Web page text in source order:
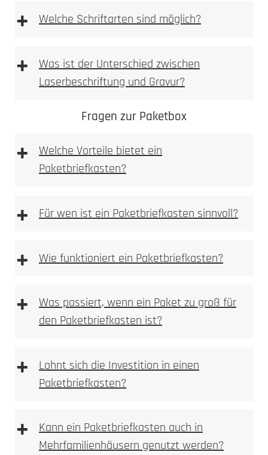
+ Welche Schriftarten sind möglich?
+
Was ist der Unterschied zwischen
Laserbeschriftung und Gravur?
Materialoberfläche gezielt verändert
Anlassmarkierung oder Oxidation
keine Vertiefung im Material
Piktogramme
materialschonend, da keine Substanzabtragung
Typische Einsatzbereiche:
Fragen zur Paketbox
+
Welche Vorteile bietet ein
Paketbriefkasten?
+ Für wen ist ein Paketbriefkasten sinnvoll?
+ Wie funktioniert ein Paketbriefkasten?
+
Was passiert, wenn ein Paket zu groß für
den Paketbriefkasten ist?
+
Lohnt sich die Investition in einen
Paketbriefkasten?
+
Kann ein Paketbriefkasten auch in
Mehrfamilienhäusern genutzt werden?